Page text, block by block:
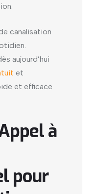
canalisation
aujourd’hui
et
et efficace
à
pour